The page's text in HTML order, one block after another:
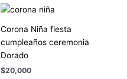
Corona Niña fiesta
cumpleaños ceremonia
Dorado
$20,000